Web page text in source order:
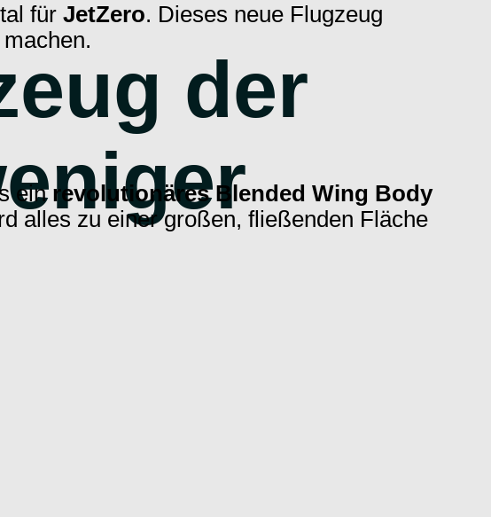
der
für JetZero. Dieses neue Flugzeug
machen.
einrevolutionäres Blended Wing Body
alles zu einer großen, fließenden Fläche